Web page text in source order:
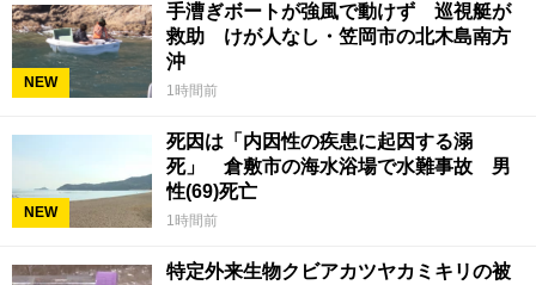
NEW
手漕ぎボートが強風で動けず 巡視艇が
救助 けが人なし・笠岡市の北木島南方
沖
1時間前
NEW
死因は「内因性の疾患に起因する溺
死」 倉敷市の海水浴場で水難事故 男
性(69)死亡
1時間前
特定外来生物クビアカツヤカミキリの被